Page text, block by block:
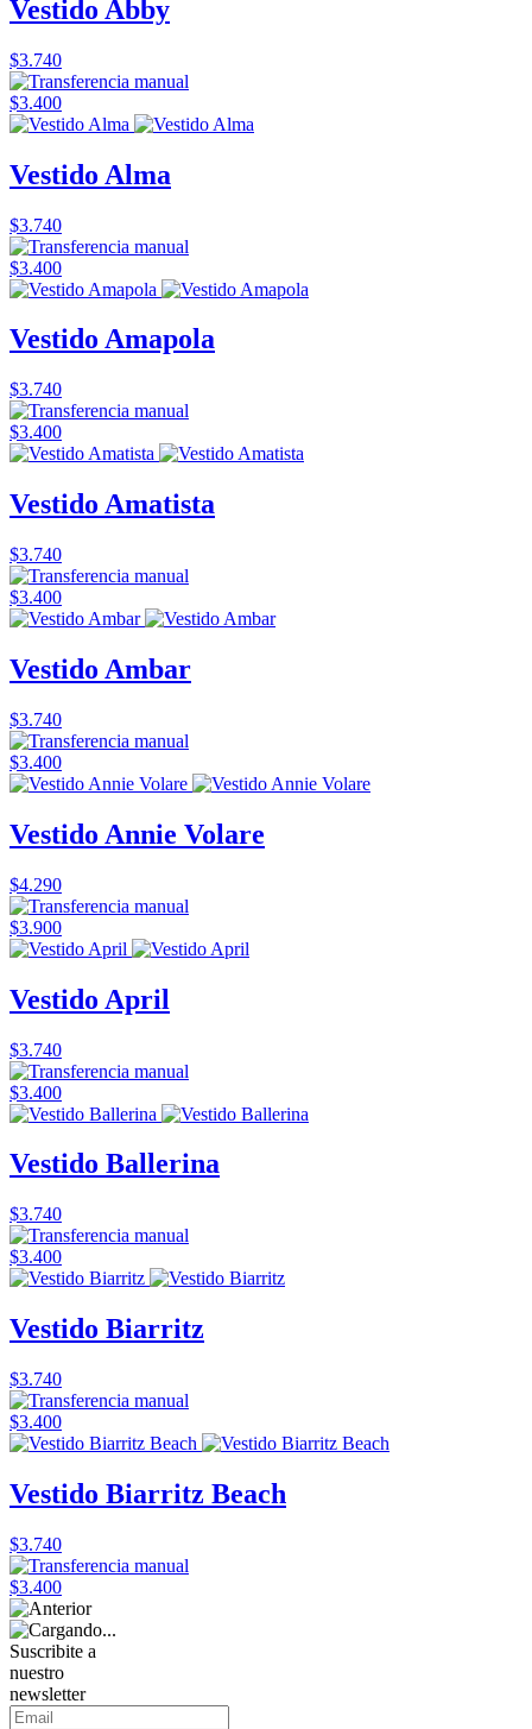
Vestido Abby
$3.740
$3.400
Vestido Alma
$3.740
$3.400
Vestido Amapola
$3.740
$3.400
Vestido Amatista
$3.740
$3.400
Vestido Ambar
$3.740
$3.400
Vestido Annie Volare
$4.290
$3.900
Vestido April
$3.740
$3.400
Vestido Ballerina
$3.740
$3.400
Vestido Biarritz
$3.740
$3.400
Vestido Biarritz Beach
$3.740
$3.400
Suscribite a
nuestro
newsletter